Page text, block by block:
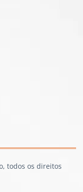
todos os direitos